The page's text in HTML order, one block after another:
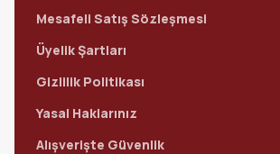
Mesafeli Satış Sözleşmesi
Üyelik Şartları
Gizlilik Politikası
Yasal Haklarınız
Alışverişte Güvenlik